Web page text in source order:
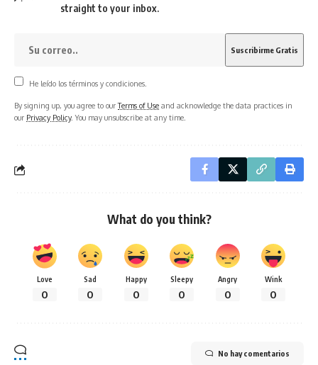
straight to your inbox.
He leído los términos y condiciones.
By signing up, you agree to ourTerms of Use and acknowledge the data practices in
our Privacy Policy. You may unsubscribe at any time.
What do you think?
Love
0
Sad
0
Happy
0
Sleepy
0
Angry
0
Wink
0
No hay comentarios